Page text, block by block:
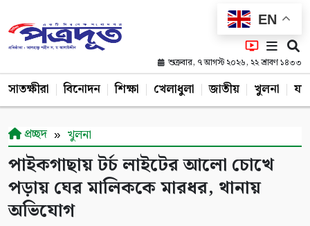
EN
শুক্রবার, ৭ আগস্ট ২০২৬, ২২ শ্রাবণ ১৪৩৩
সাতক্ষীরা বিনোদন শিক্ষা খেলাধুলা জাতীয় খুলনা
প্রচ্ছদ খুলনা
পাইকগাছায় টর্চ লাইটের আলো চোখে
পড়ায় ঘের মালিককে মারধর, থানায়
অভিযোগ